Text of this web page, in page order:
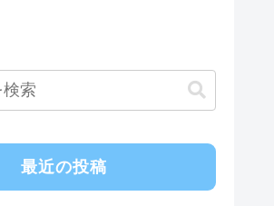
最近の投稿